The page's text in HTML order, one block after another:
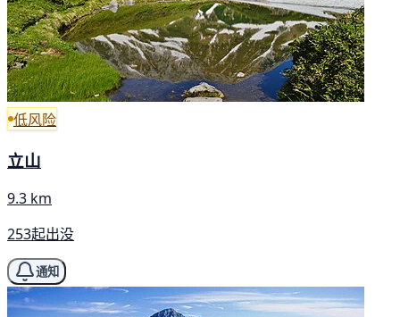
低风险
立山
9.3 km
253起出没
通知